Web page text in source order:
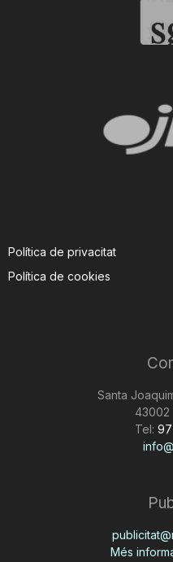
g
Política de privacitat
Política de cookies
Santa
43002
Tel:
Més